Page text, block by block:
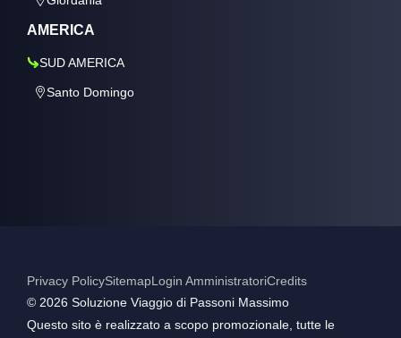
AMERICA
SUD AMERICA
Santo Domingo
Privacy PolicySitemapLogin AmministratoriCredits
©️ 2026 Soluzione Viaggio di Passoni Massimo
Questo sito è realizzato a scopo promozionale, tutte le